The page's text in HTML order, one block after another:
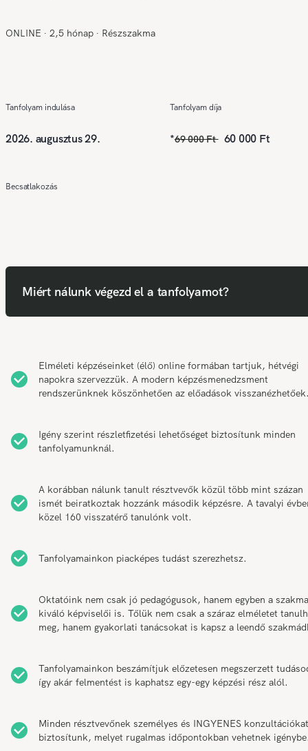
ONLINE ∙ 2,5 hónap ∙ Részszakma
Tanfolyam indulása
2026. augusztus 29.
Tanfolyam díja
*69 000 Ft 60 000 Ft
Becsatlakozás
Miért nálunk végezd el a tanfolyamot?
Elméleti képzéseinket (élő) online formában tartjuk, hétvégi
napokra szervezzük. A modern képzésmenedzsment
rendszerünknek köszönhetően az előadások
Igény szerint részletfizetési lehetőséget biztosítunk minden
tanfolyamunknál.
A korábban nálunk tanult résztvevők közül több mint százan
ismét beiratkoztak hozzánk második képzésre. A tavalyi
közel 160 visszatérő tanulónk volt.
Tanfolyamainkon piacképes tudást szerezhetsz.
Oktatóink nem csak jó pedagógusok, hanem egyben a szakma
kiváló képviselői is. Tőlük nem csak a száraz elméletet
meg, hanem gyakorlati tanácsokat is kapsz a leendő
Tanfolyamainkon beszámítjuk előzetesen megszerzett
így akár felmentést is kaphatsz egy-egy képzési rész alól.
Minden résztvevőnek személyes és INGYENES konzultációkat
biztosítunk, melyet rugalmas időpontokban vehetnek